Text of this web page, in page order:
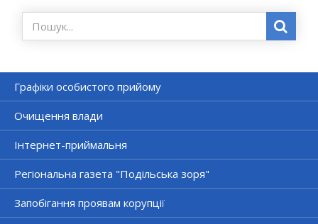
Графіки особистого прийому
Очищення влади
Інтернет-приймальня
Регіональна газета "Подільська зоря"
Запобігання проявам корупції